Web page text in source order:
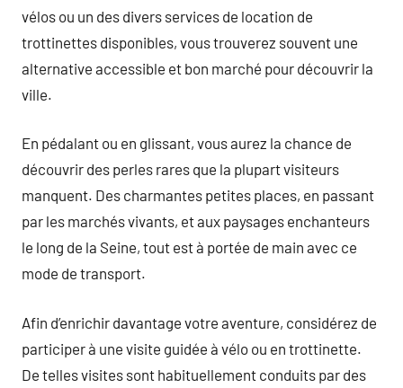
vélos ou un des divers services de location de
trottinettes disponibles, vous trouverez souvent une
alternative accessible et bon marché pour découvrir la
ville.
En pédalant ou en glissant, vous aurez la chance de
découvrir des perles rares que la plupart visiteurs
manquent. Des charmantes petites places, en passant
par les marchés vivants, et aux paysages enchanteurs
le long de la Seine, tout est à portée de main avec ce
mode de transport.
Afin d’enrichir davantage votre aventure, considérez de
participer à une visite guidée à vélo ou en trottinette.
De telles visites sont habituellement conduits par des